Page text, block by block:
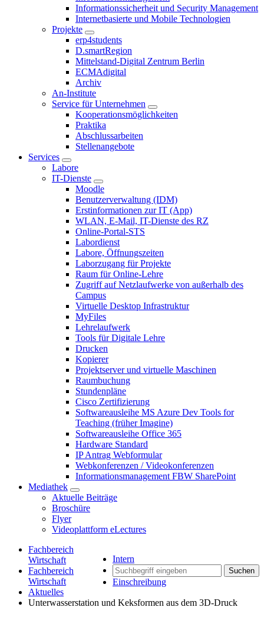
Informationssicherheit und Security Management
Internetbasierte und Mobile Technologien
Projekte
erp4students
D.smartRegion
Mittelstand-Digital Zentrum Berlin
ECMAdigital
Archiv
An-Institute
Service für Unternehmen
Kooperationsmöglichkeiten
Praktika
Abschlussarbeiten
Stellenangebote
Services
Labore
IT-Dienste
Moodle
Benutzerverwaltung (IDM)
Erstinformationen zur IT (App)
WLAN, E-Mail, IT-Dienste des RZ
Online-Portal-STS
Labordienst
Labore, Öffnungszeiten
Laborzugang für Projekte
Raum für Online-Lehre
Zugriff auf Netzlaufwerke von außerhalb des
Campus
Virtuelle Desktop Infrastruktur
MyFiles
Lehrelaufwerk
Tools für Digitale Lehre
Drucken
Kopierer
Projektserver und virtuelle Maschinen
Raumbuchung
Stundenpläne
Cisco Zertifizierung
Softwareausleihe MS Azure Dev Tools for
Teaching (früher Imagine)
Softwareausleihe Office 365
Hardware Standard
IP Antrag Webformular
Webkonferenzen / Videokonferenzen
Informationsmanagement FBW SharePoint
Mediathek
Aktuelle Beiträge
Broschüre
Flyer
Videoplattform eLectures
Intern
Suchen
Einschreibung
Fachbereich
Wirtschaft
Fachbereich
Wirtschaft
Aktuelles
Unterwasserstation und Keksformen aus dem 3D-Druck